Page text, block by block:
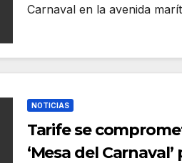
Carnaval en la avenida
NOTICIAS
Tarife se
‘Mesa del